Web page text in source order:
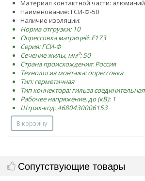
Материал контактной части: алюминий
Наименование: ГСИ-Ф-50
Наличие изоляции:
Норма отгрузки: 10
Опрессовка матрицей: E173
Серия: ГСИ-Ф
Сечение жилы, мм²: 50
Страна происхождения: Россия
Технология монтажа: опрессовка
Тип: герметичная
Тип коннектора: гильза соединительная
Рабочее напряжение, до (кВ): 1
Штрих-код: 4680430006153
В корзину
Сопутствующие товары